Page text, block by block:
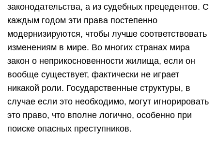
законодательства, а из судебных прецедентов. С
каждым годом эти права постепенно
модернизируются, чтобы лучше соответствовать
изменениям в мире. Во многих странах мира
закон о неприкосновенности жилища, если он
вообще существует, фактически не играет
никакой роли. Государственные структуры, в
случае если это необходимо, могут игнорировать
это право, что вполне логично, особенно при
поиске опасных преступников.